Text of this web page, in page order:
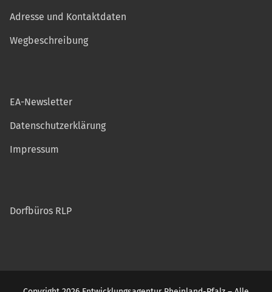
Adresse und Kontaktdaten
Wegbeschreibung
EA-Newsletter
Datenschutzerklärung
Impressum
Dorfbüros RLP